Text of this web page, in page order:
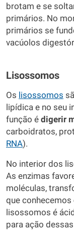
brotam e se
primários. No
primários se
vacúolos
Lisossomos
Os lisossomos
lipídica e no seu
função é digerir
carboidratos,
RNA).
No interior dos
As enzimas
moléculas,
que
lisossomos é
para ação